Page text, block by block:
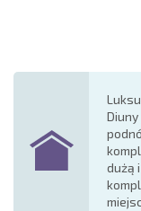
dużą